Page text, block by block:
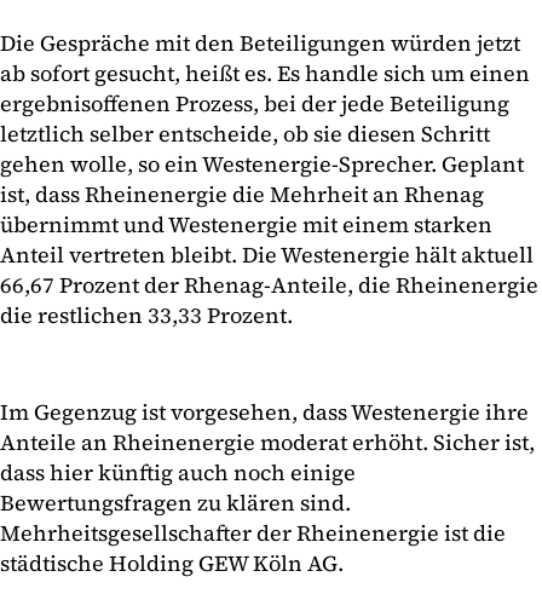
Die Gespräche mit den Beteiligungen würden jetzt
ab sofort gesucht, heißt es. Es handle sich um einen
ergebnisoffenen Prozess, bei der jede Beteiligung
letztlich selber entscheide, ob sie diesen Schritt
gehen wolle, so ein Westenergie-Sprecher. Geplant
ist, dass Rheinenergie die Mehrheit an Rhenag
übernimmt und Westenergie mit einem starken
Anteil vertreten bleibt. Die Westenergie hält aktuell
66,67 Prozent der Rhenag-Anteile, die Rheinenergie
die restlichen 33,33 Prozent.
Im Gegenzug ist vorgesehen, dass Westenergie ihre
Anteile an Rheinenergie moderat erhöht. Sicher ist,
dass hier künftig auch noch einige
Bewertungsfragen zu klären sind.
Mehrheitsgesellschafter der Rheinenergie ist die
städtische Holding GEW Köln AG.